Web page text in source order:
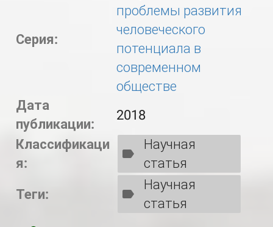
Серия:
проблемы развития
человеческого
потенциала в
современном
обществе
Дата
публикации:
2018
Классификаци
я:
Научная
статья
Теги:
Научная
статья